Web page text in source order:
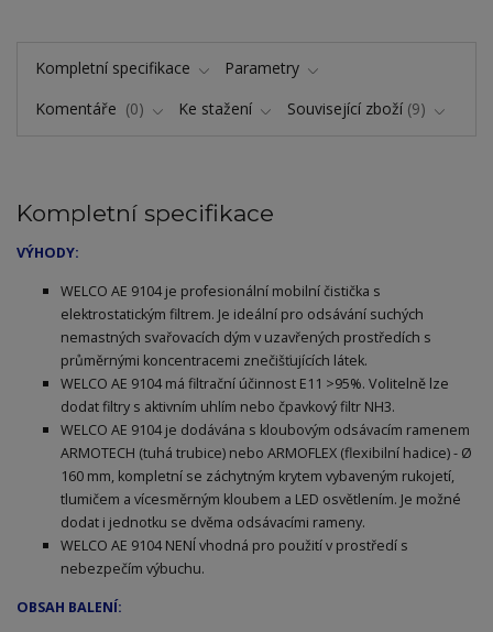
Kompletní specifikace
Parametry
Komentáře
0 Ke stažení Související zboží 9
Kompletní specifikace
VÝHODY:
WELCO AE 9104 je profesionální mobilní čistička s
elektrostatickým filtrem. Je ideální pro odsávání suchých
nemastných svařovacích dým v uzavřených prostředích s
průměrnými koncentracemi znečišťujících látek.
WELCO AE 9104 má filtrační účinnost E11 >95%. Volitelně lze
dodat filtry s aktivním uhlím nebo čpavkový filtr NH3.
WELCO AE 9104 je dodávána s kloubovým odsávacím ramenem
ARMOTECH (tuhá trubice) nebo ARMOFLEX (flexibilní hadice) - Ø
160 mm, kompletní se záchytným krytem vybaveným rukojetí,
tlumičem a vícesměrným kloubem a LED osvětlením. Je možné
dodat i jednotku se dvěma odsávacími rameny.
WELCO AE 9104 NENÍ vhodná pro použití v prostředí s
nebezpečím výbuchu.
OBSAH BALENÍ: